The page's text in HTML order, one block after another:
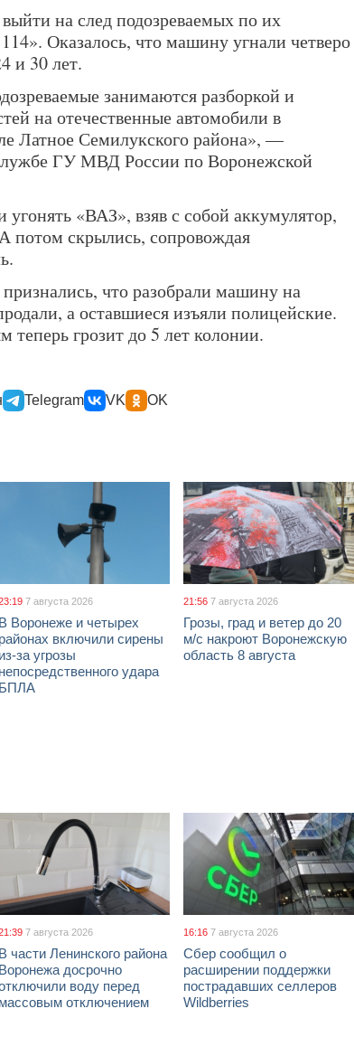
на след подозреваемых по их
Оказалось, что машину угнали четверо
и 30 лет.
занимаются разборкой и
на отечественные автомобили в
Латное Семилукского района», —
ГУ МВД России по Воронежской
«ВАЗ», взяв с собой аккумулятор,
потом скрылись, сопровождая
что разобрали машину на
а оставшиеся изъяли полицейские.
грозит до 5 лет колонии.
Telegram VK OK
7 августа 2026
В Воронеже и четырех
районах включили сирены
из-за угрозы
непосредственного удара
БПЛА
21:56 7 августа 2026
Грозы, град и ветер до 20
м/с накроют Воронежскую
область 8 августа
7 августа 2026
В части Ленинского района
Воронежа досрочно
воду перед
массовым отключением
16:16 7 августа 2026
Сбер сообщил о
расширении поддержки
пострадавших селлеров
Wildberries